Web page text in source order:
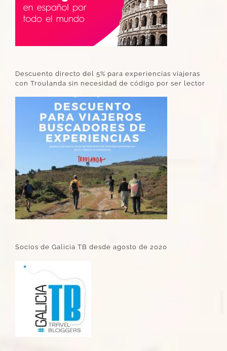
Descuento directo del 5% para experiencias viajeras
con Troulanda sin necesidad de código por ser lector
Socios de Galicia TB desde agosto de 2020